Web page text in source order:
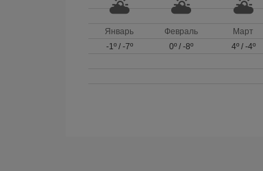
Январь
-1º/ -7º
Февраль
0º /-8º
Март
4º/ -4º